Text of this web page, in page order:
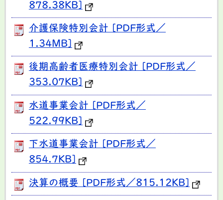
878.38KB]
介護保険特別会計 [PDF形式／
1.34MB]
後期高齢者医療特別会計 [PDF形式／
353.07KB]
水道事業会計 [PDF形式／
522.99KB]
下水道事業会計 [PDF形式／
854.7KB]
決算の概要 [PDF形式／815.12KB]